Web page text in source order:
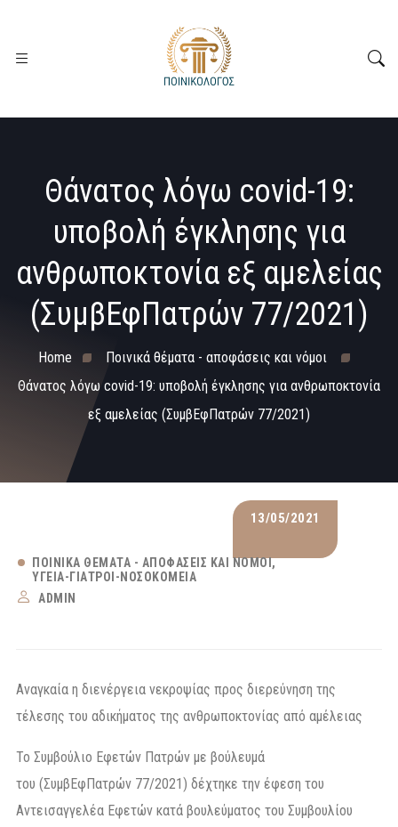
Θάνατος λόγω covid-19:
υποβολή έγκλησης για
ανθρωποκτονία εξ αμελείας
(ΣυμβΕφΠατρών 77/2021)
Home
Ποινικά θέματα - αποφάσεις και νόμοι
Θάνατος λόγω covid-19: υποβολή έγκλησης για ανθρωποκτονία
εξ αμελείας (ΣυμβΕφΠατρών 77/2021)
13/05/2021
ΠΟΙΝΙΚΆ ΘΈΜΑΤΑ - ΑΠΟΦΆΣΕΙΣ ΚΑΙ ΝΌΜΟΙ
ΥΓΕΊΑ-ΓΙΑΤΡΟΊ-ΝΟΣΟΚΟΜΕΊΑ
ADMIN
Αναγκαία η διενέργεια νεκροψίας προς διερεύνηση της
τέλεσης του αδικήματος της ανθρωποκτονίας από αμέλειας
Το Συμβούλιο Εφετών Πατρών με βούλευμά
του (ΣυμβΕφΠατρών 77/2021) δέχτηκε την έφεση του
Αντεισαγγελέα Εφετών κατά βουλεύματος του Συμβουλίου